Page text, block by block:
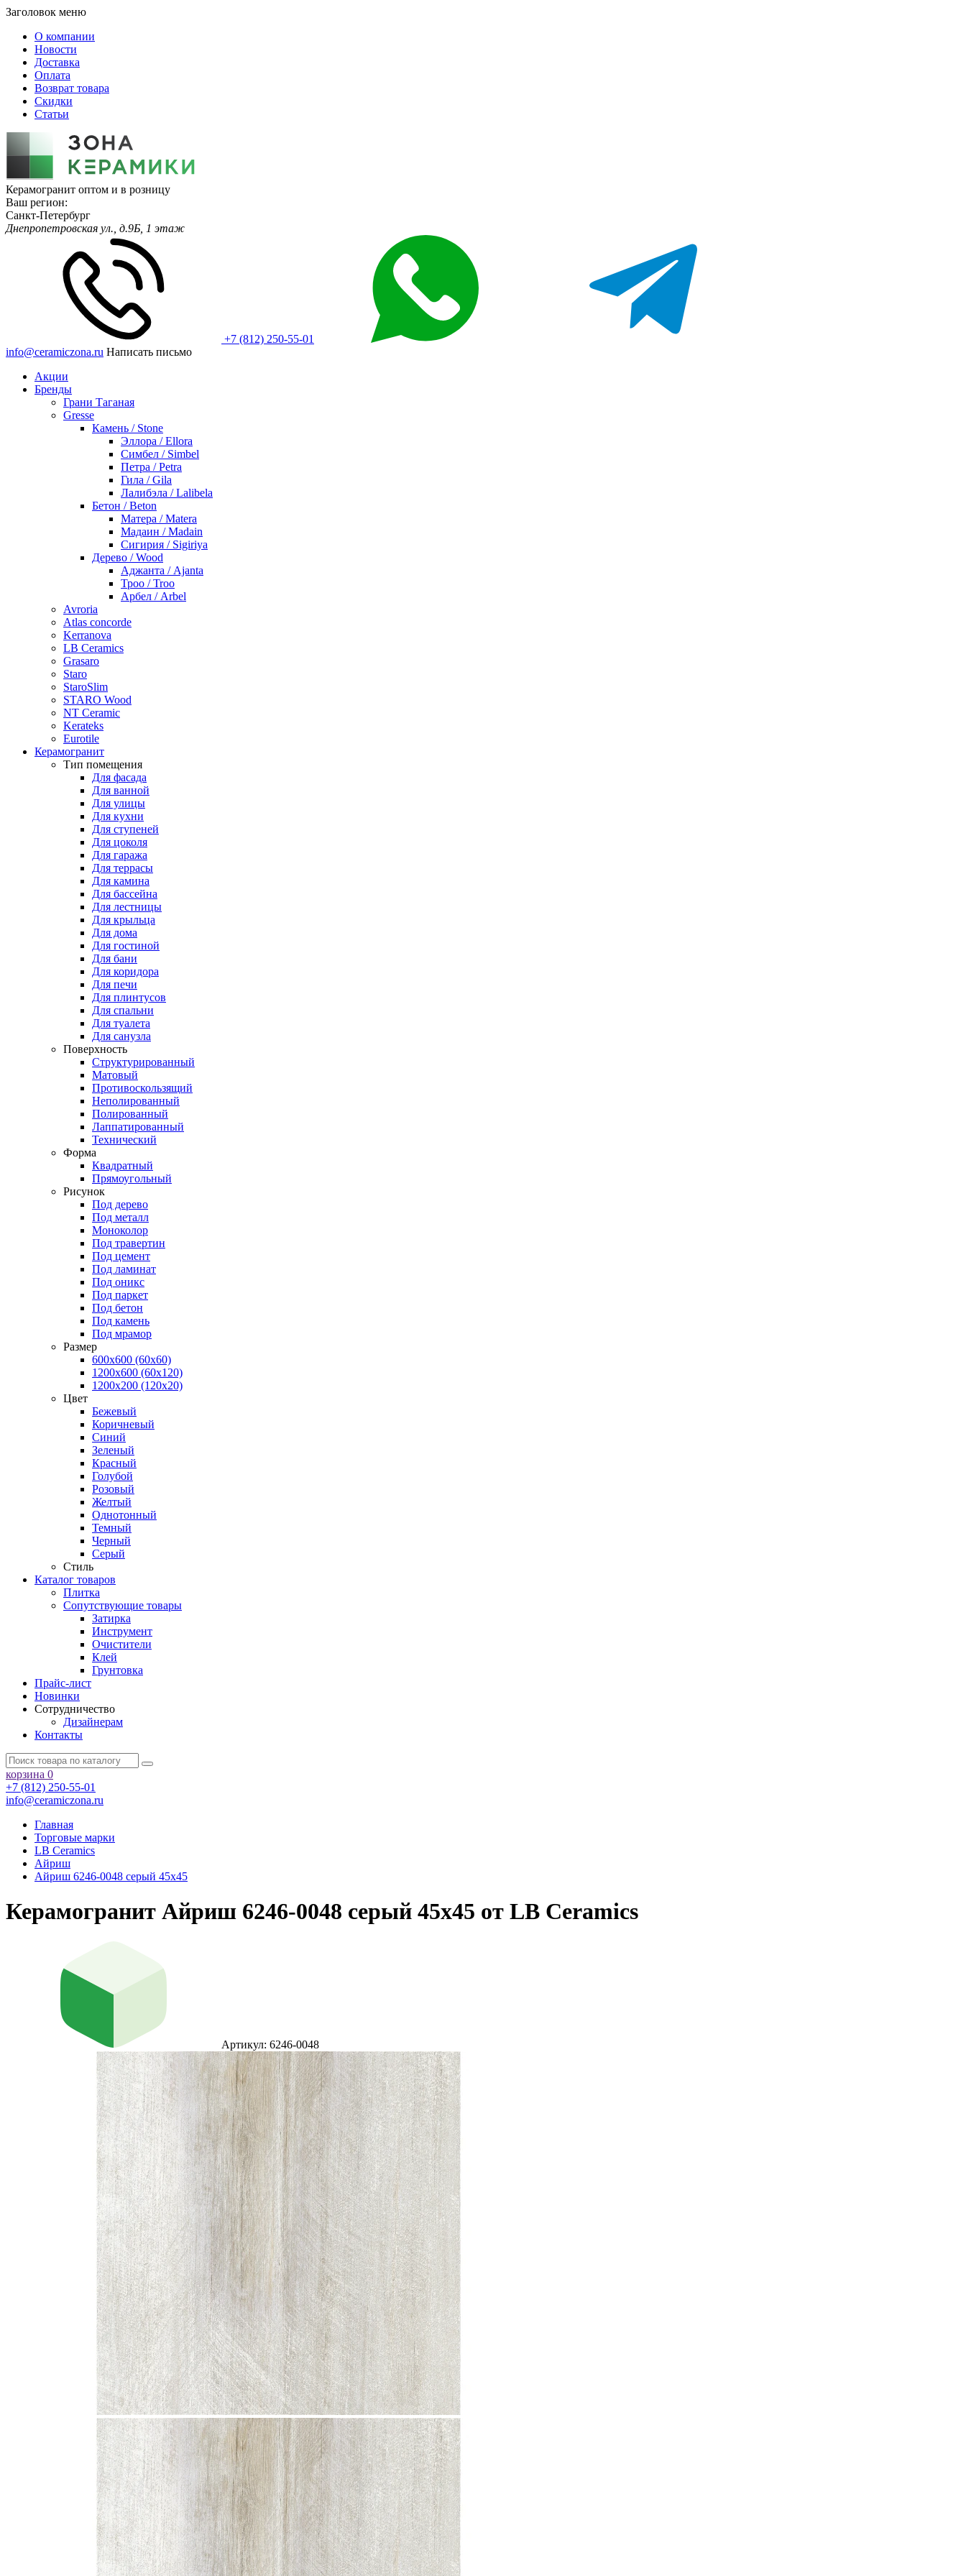
Заголовок меню
О компании
Новости
Доставка
Оплата
Возврат товара
Скидки
Статьи
Керамогранит оптом и в розницу
Ваш регион:
Санкт-Петербург
Днепропетровская ул., д.9Б, 1 этаж
+7 (812) 250-55-01
info@ceramiczona.ru Написать письмо
Акции
Бренды
Грани Таганая
Gresse
Камень / Stone
Эллора / Ellora
Симбел / Simbel
Петра / Petra
Гила / Gila
Лалибэла / Lalibela
Бетон / Beton
Матера / Matera
Мадаин / Madain
Сигирия / Sigiriya
Дерево / Wood
Аджанта / Ajanta
Троо / Troo
Арбел / Arbel
Avroria
Atlas concorde
Kerranova
LB Ceramics
Grasaro
Staro
StaroSlim
STARO Wood
NT Ceramic
Kerateks
Eurotile
Керамогранит
Тип помещения
Для фасада
Для ванной
Для улицы
Для кухни
Для ступеней
Для цоколя
Для гаража
Для террасы
Для камина
Для бассейна
Для лестницы
Для крыльца
Для дома
Для гостиной
Для бани
Для коридора
Для печи
Для плинтусов
Для спальни
Для туалета
Для санузла
Поверхность
Структурированный
Матовый
Противоскользящий
Неполированный
Полированный
Лаппатированный
Технический
Форма
Квадратный
Прямоугольный
Рисунок
Под дерево
Под металл
Моноколор
Под травертин
Под цемент
Под ламинат
Под оникс
Под паркет
Под бетон
Под камень
Под мрамор
Размер
600х600 (60х60)
1200х600 (60х120)
1200х200 (120x20)
Цвет
Бежевый
Коричневый
Синий
Зеленый
Красный
Голубой
Розовый
Желтый
Однотонный
Темный
Черный
Серый
Стиль
Каталог товаров
Плитка
Сопутствующие товары
Затирка
Инструмент
Очистители
Клей
Грунтовка
Прайс-лист
Новинки
Сотрудничество
Дизайнерам
Контакты
корзина 0
+7 (812) 250-55-01
info@ceramiczona.ru
Главная
Торговые марки
LB Ceramics
Айриш
Айриш 6246-0048 серый 45x45
Керамогранит Айриш 6246-0048 серый 45x45 от LB Ceramics
Артикул: 6246-0048